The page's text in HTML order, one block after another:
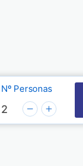
with the
to interact
Nº Personas
2